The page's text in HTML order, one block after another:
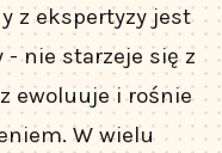
z ekspertyzy jest
nie starzeje się z
ewoluuje i rośnie
W wielu